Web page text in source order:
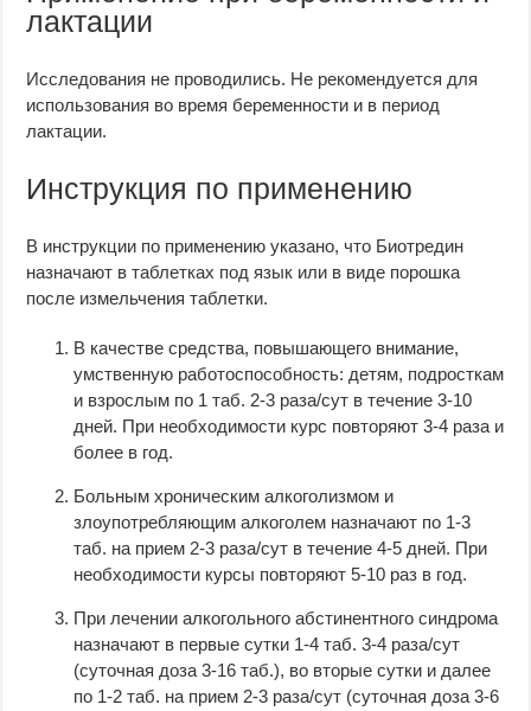
лактации
Исследования не проводились. Не рекомендуется для
использования во время беременности и в период
лактации.
Инструкция по применению
В инструкции по применению указано, что Биотредин
назначают в таблетках под язык или в виде порошка
после измельчения таблетки.
В качестве средства, повышающего внимание,
умственную работоспособность: детям, подросткам
и взрослым по 1 таб. 2-3 раза/сут в течение 3-10
дней. При необходимости курс повторяют 3-4 раза и
более в год.
Больным хроническим алкоголизмом и
злоупотребляющим алкоголем назначают по 1-3
таб. на прием 2-3 раза/сут в течение 4-5 дней. При
необходимости курсы повторяют 5-10 раз в год.
При лечении алкогольного абстинентного синдрома
назначают в первые сутки 1-4 таб. 3-4 раза/сут
(суточная доза 3-16 таб.), во вторые сутки и далее
по 1-2 таб. на прием 2-3 раза/сут (суточная доза 3-6